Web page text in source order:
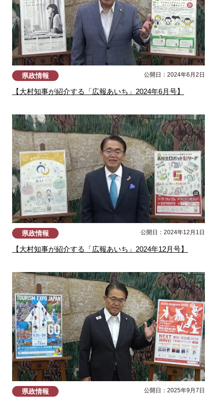
県政情報 公開日：2024年6月2日
【大村知事が紹介する「広報あいち」2024年6月号】
県政情報 公開日：2024年12月1日
【大村知事が紹介する「広報あいち」2024年12月号】
県政情報 公開日：2025年9月7日